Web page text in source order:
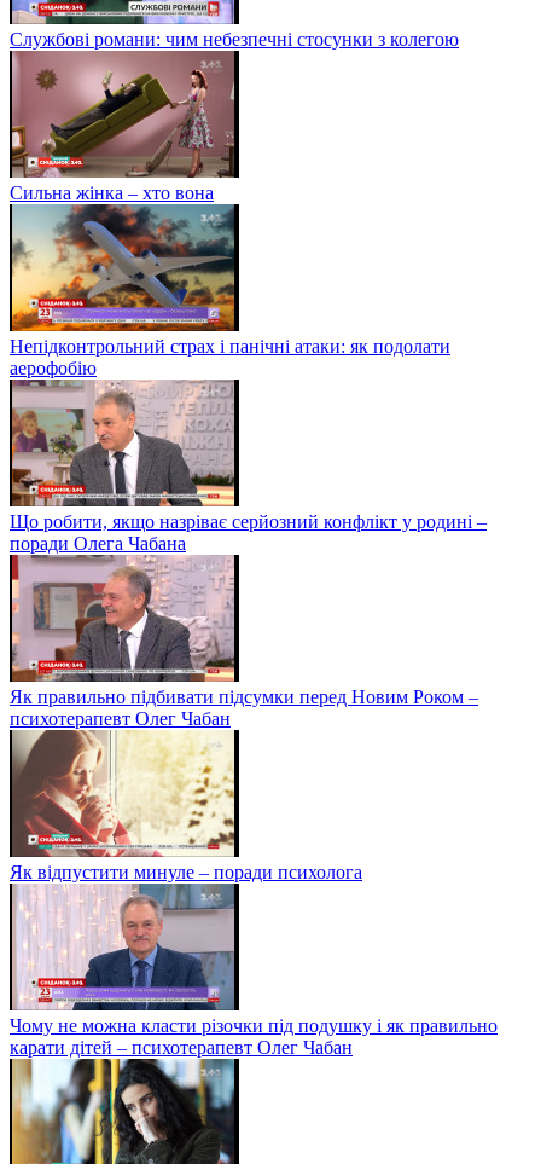
Службові романи: чим небезпечні стосунки з колегою
Сильна жінка – хто вона
Непідконтрольний страх і панічні атаки: як подолати
аерофобію
Що робити, якщо назріває серйозний конфлікт у родині –
поради Олега Чабана
Як правильно підбивати підсумки перед Новим Роком –
психотерапевт Олег Чабан
Як відпустити минуле – поради психолога
Чому не можна класти різочки під подушку і як правильно
карати дітей – психотерапевт Олег Чабан